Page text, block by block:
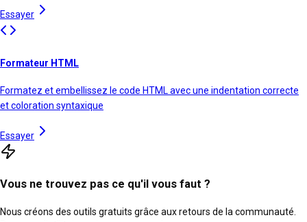
Essayer
Formateur HTML
Formatez et embellissez le code HTML avec une indentation correcte
et coloration syntaxique
Essayer
Vous ne trouvez pas ce qu'il vous faut ?
Nous créons des outils gratuits grâce aux retours de la communauté.